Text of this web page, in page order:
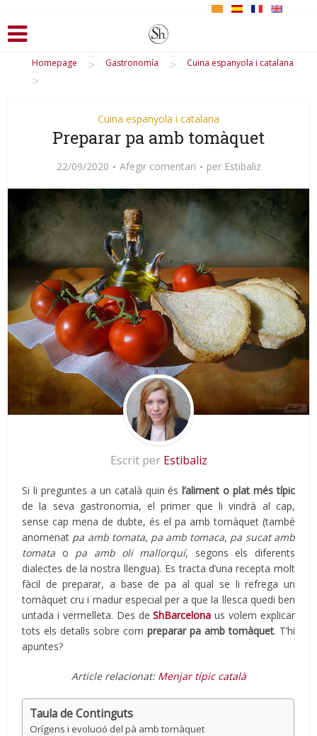
Homepage > Gastronomía > Cuina espanyola i catalana
>
Cuina espanyola i catalana
Preparar pa amb tomàquet
22/09/2020 Afegir comentari per Estibaliz
Escrit per Estibaliz
Si li preguntes a un català quin ésl’aliment o plat més típic
de la seva gastronomia, el primer que li vindrà al cap,
sense cap mena de dubte, és el pa amb tomàquet (també
anomenat pa amb tomata, pa amb tomaca, pa sucat amb
tomata o pa amb oli mallorquí, segons els diferents
dialectes de la nostra llengua). Es tracta d’una recepta molt
fàcil de preparar, a base de pa al qual se li refrega un
tomàquet cru i madur especial per a que la llesca quedi ben
untada i vermelleta. Des deShBarcelona us volem explicar
tots els detalls sobre com preparar pa amb tomàquet. T’hi
apuntes?
Article relacionat: Menjar típic català
Taula de Continguts
Orígens i evolució del pà amb tomàquet